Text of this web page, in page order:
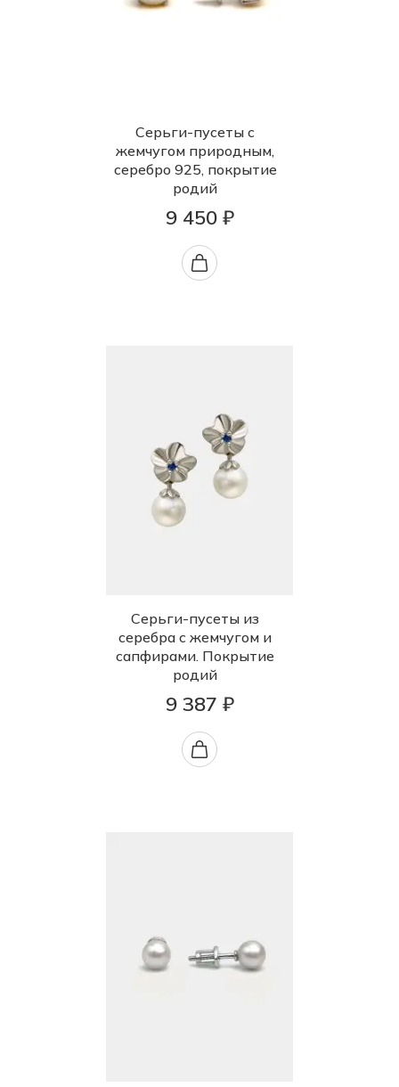
Серьги-пусеты с
жемчугом природным,
серебро 925, покрытие
родий
9 450 ₽
Серьги-пусеты из
серебра с жемчугом и
сапфирами. Покрытие
родий
9 387 ₽